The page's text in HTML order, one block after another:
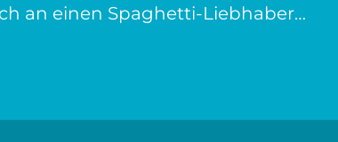
an einen Spaghetti-Liebhaber…